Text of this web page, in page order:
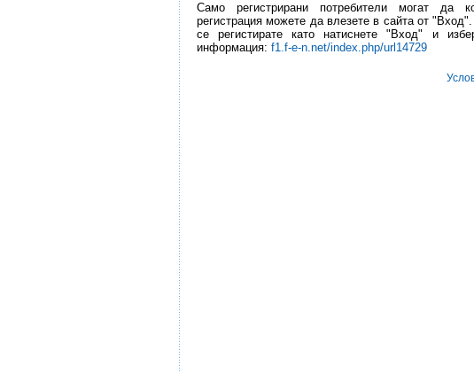
Само регистрирани потребители могат да
регистрация можете да влезете в сайта от
се регистирате като натиснете "Вход" и
информация: f1.f-e-n.net/index.php/url14729